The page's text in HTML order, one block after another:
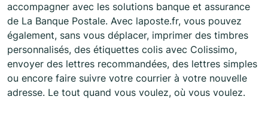
accompagner avec les solutions banque et assurance
de La Banque Postale. Avec laposte.fr, vous pouvez
également, sans vous déplacer, imprimer des timbres
personnalisés, des étiquettes colis avec Colissimo,
envoyer des lettres recommandées, des lettres simples
ou encore faire suivre votre courrier à votre nouvelle
adresse. Le tout quand vous voulez, où vous voulez.